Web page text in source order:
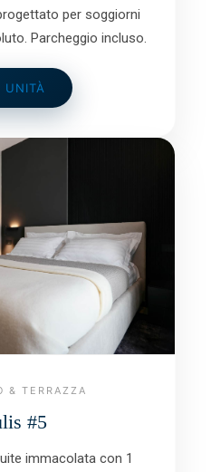
per soggiorni
Parcheggio incluso.
UNITÀ
& TERRAZZA
#5
immacolata con 1